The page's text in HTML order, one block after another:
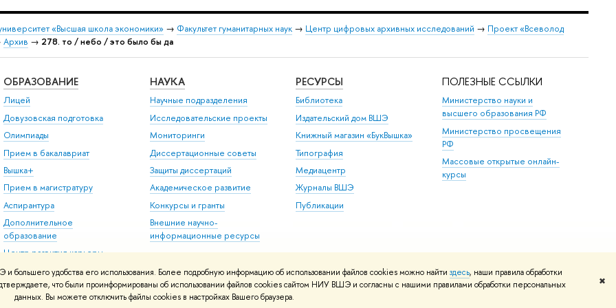
удобства его использования. Более подробную информацию об использовании файлов cookies можно найти здесь, наши правила обработки
что были проинформированы об использовании файлов cookies сайтом НИУ ВШЭ и согласны с нашими правилами обработки персональных
данных. Вы можете отключить файлы cookies в настройках Вашего браузера.
✖
«Высшая школа экономики» → Факультет гуманитарных наук → Центр цифровых архивных исследований → Проект «Всеволод
Архив → 278. то / небо / это было бы да
ОБРАЗОВАНИЕ
Лицей
Довузовская подготовка
Олимпиады
Прием в бакалавриат
Вышка+
Прием в магистратуру
Аспирантура
Дополнительное
образование
Центр развития карьеры
Бизнес-инкубатор ВШЭ
Образовательные
партнерства
НАУКА
Научные подразделения
Исследовательские проекты
Мониторинги
Диссертационные советы
Защиты диссертаций
Академическое развитие
Конкурсы и гранты
Внешние научно-
информационные ресурсы
РЕСУРСЫ
Библиотека
Издательский дом ВШЭ
Книжный магазин «БукВышка»
Типография
Медиацентр
Журналы ВШЭ
Публикации
ПОЛЕЗНЫЕ ССЫЛКИ
Министерство науки и
высшего образования РФ
Министерство просвещения
РФ
Массовые открытые онлайн-
курсы